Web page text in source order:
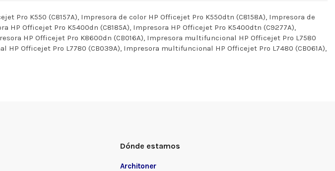
Pro K550 (C8157A), Impresora de color HP Officejet Pro K550dtn (C8158A), Impresora de
HP Officejet Pro K5400dn (C8185A), Impresora HP Officejet Pro K5400dtn (C9277A),
HP Officejet Pro K8600dn (CB016A), Impresora multifuncional HP Officejet Pro L7580
Officejet Pro L7780 (CB039A), Impresora multifuncional HP Officejet Pro L7480 (CB061A),
Dónde estamos
Architoner